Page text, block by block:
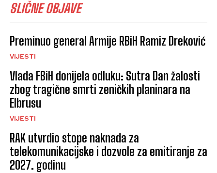
SLIČNE OBJAVE
Preminuo general Armije RBiH Ramiz Dreković
VIJESTI
Vlada FBiH donijela odluku: Sutra Dan žalosti
zbog tragične smrti zeničkih planinara na
Elbrusu
VIJESTI
RAK utvrdio stope naknada za
telekomunikacijske i dozvole za emitiranje za
2027. godinu